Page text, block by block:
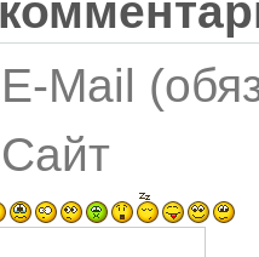
E-Mail
Сайт